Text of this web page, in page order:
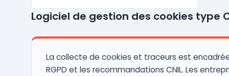
pays, dont des entreprises du CAC 40 et
plateforme couvre la conf ...
Logiciel de gestion des cookies type
La collecte de cookies et traceurs est
RGPD et les recommandations CNIL. Les